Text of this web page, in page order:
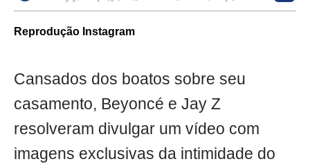
Reprodução Instagram
Cansados dos boatos sobre seu
casamento, Beyoncé e Jay Z
resolveram divulgar um vídeo com
imagens exclusivas da intimidade do